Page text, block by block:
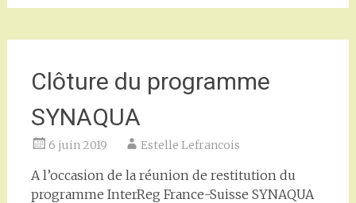
Clôture du programme
SYNAQUA
6 juin 2019 Estelle Lefrancois
A l’occasion de la réunion de restitution du
programme InterReg France-Suisse SYNAQUA